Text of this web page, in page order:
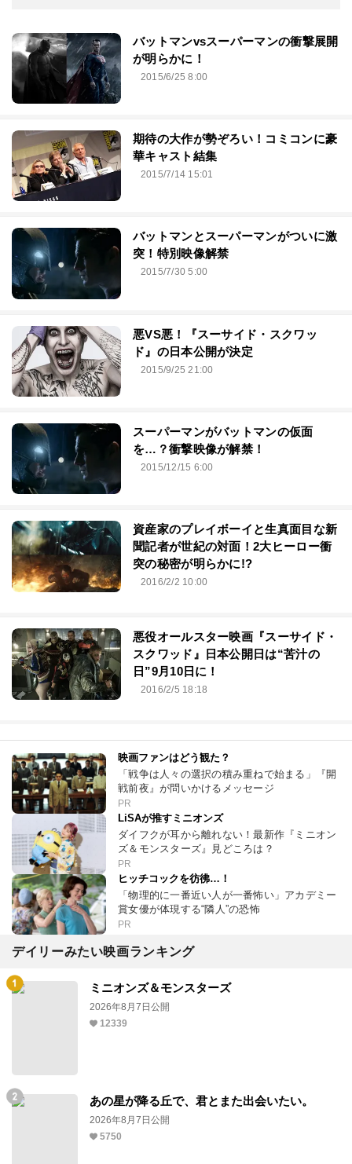
バットマンvsスーパーマンの衝撃展開
が明らかに！
2015/6/25 8:00
期待の大作が勢ぞろい！コミコンに豪
華キャスト結集
2015/7/14 15:01
バットマンとスーパーマンがついに激
突！特別映像解禁
2015/7/30 5:00
悪VS悪！『スーサイド・スクワッ
ド』の日本公開が決定
2015/9/25 21:00
スーパーマンがバットマンの仮面
を…？衝撃映像が解禁！
2015/12/15 6:00
資産家のプレイボーイと生真面目な新
聞記者が世紀の対面！2大ヒーロー衝
突の秘密が明らかに!?
2016/2/2 10:00
悪役オールスター映画『スーサイド・
スクワッド』日本公開日は“苦汁の
日”9月10日に！
2016/2/5 18:18
映画ファンはどう観た？
「戦争は人々の選択の積み重ねで始まる」『開
戦前夜』が問いかけるメッセージ
PR
LiSAが推すミニオンズ
ダイフクが耳から離れない！最新作『ミニオン
ズ＆モンスターズ』見どころは？
PR
ヒッチコックを彷彿…！
「物理的に一番近い人が一番怖い」アカデミー
賞女優が体現する“隣人”の恐怖
PR
デイリーみたい映画ランキング
ミニオンズ＆モンスターズ
2026年8月7日公開
12339
あの星が降る丘で、君とまた出会いたい。
2026年8月7日公開
5750